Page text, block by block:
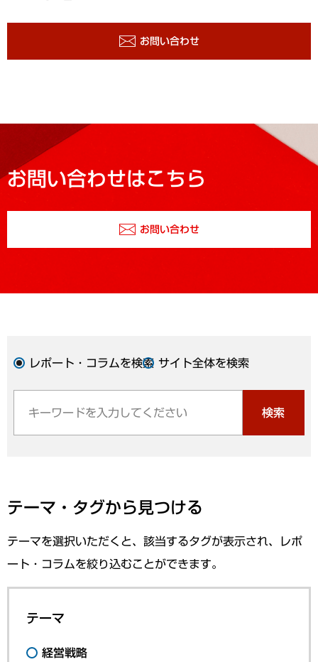
お問い合わせ
お問い合わせはこちら
お問い合わせ
レポート・コラムを検索 サイト全体を検索
検索
テーマ・タグから見つける
テーマを選択いただくと、該当するタグが表示され、レポ
ート・コラムを絞り込むことができます。
テーマ
経営戦略